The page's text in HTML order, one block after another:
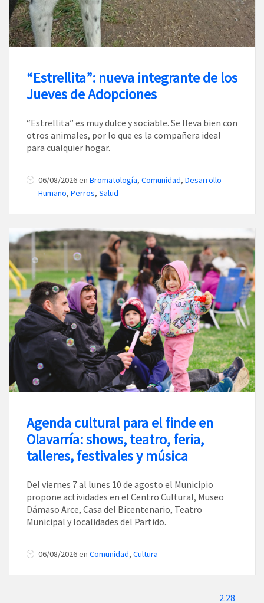
“Estrellita”: nueva integrante de los
Jueves de Adopciones
“Estrellita” es muy dulce y sociable. Se lleva bien con
otros animales, por lo que es la compañera ideal
para cualquier hogar.
06/08/2026en Bromatología, Comunidad, Desarrollo
Humano, Perros, Salud
Agenda cultural para el finde en
Olavarría: shows, teatro, feria,
talleres, festivales y música
Del viernes 7 al lunes 10 de agosto el Municipio
propone actividades en el Centro Cultural, Museo
Dámaso Arce, Casa del Bicentenario, Teatro
Municipal y localidades del Partido.
06/08/2026en Comunidad, Cultura
2.28